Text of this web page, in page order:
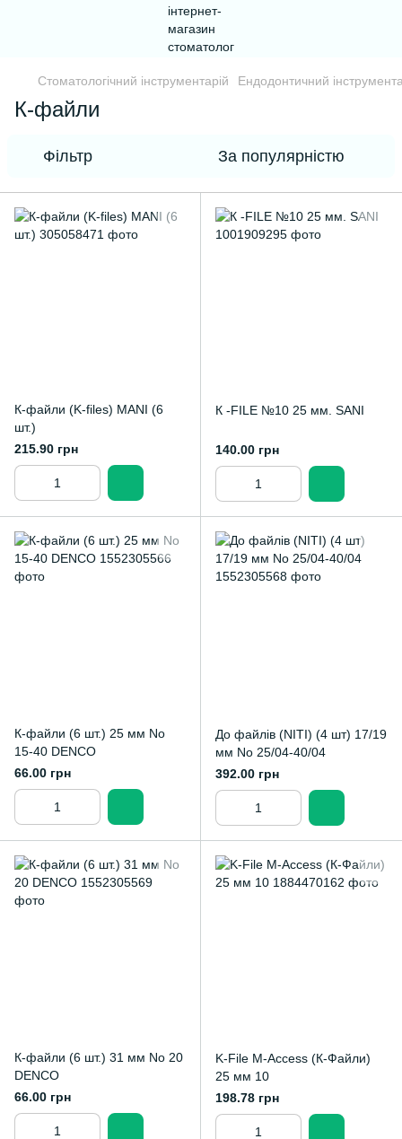
Стоматологічний інструментарій Ендодонтичний
К-файли
Фільтр За популярністю
К-файли (K-files) MANI (6
шт.)
215.90 грн
К -FILE №10 25 мм. SANI
140.00 грн
К-файли (6 шт.) 25 мм No
15-40 DENCO
66.00 грн
До файлів (NITI) (4 шт) 17/19
мм No 25/04-40/04
392.00 грн
К-файли (6 шт.) 31 мм No 20
DENCO
66.00 грн
K-File M-Access (К-Файли)
25 мм 10
198.78 грн